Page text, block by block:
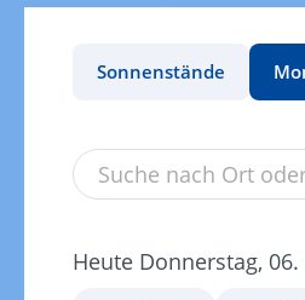
Sonnenstände
Heute Donnerstag,